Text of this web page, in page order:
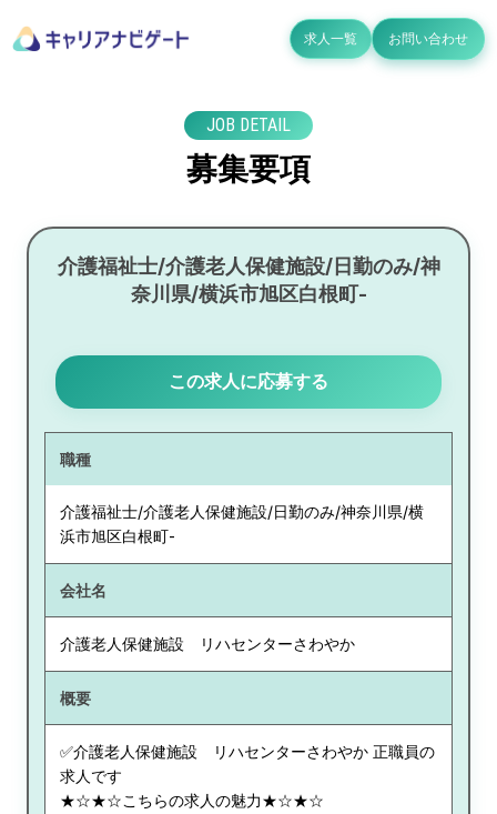
求人一覧 お問い合わせ
JOB DETAIL
募集要項
介護福祉士/介護老人保健施設/日勤のみ/神
奈川県/横浜市旭区白根町-
この求人に応募する
職種
介護福祉士/介護老人保健施設/日勤のみ/神奈川県/横
浜市旭区白根町-
会社名
介護老人保健施設 リハセンターさわやか
概要
✅介護老人保健施設 リハセンターさわやか 正職員の
求人です
★☆★☆こちらの求人の魅力★☆★☆